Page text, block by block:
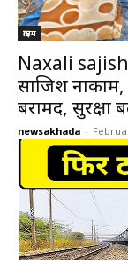
क्राइम
Naxali sajish
साजिश नाकाम,
बरामद, सुरक्षा
newsakhada -